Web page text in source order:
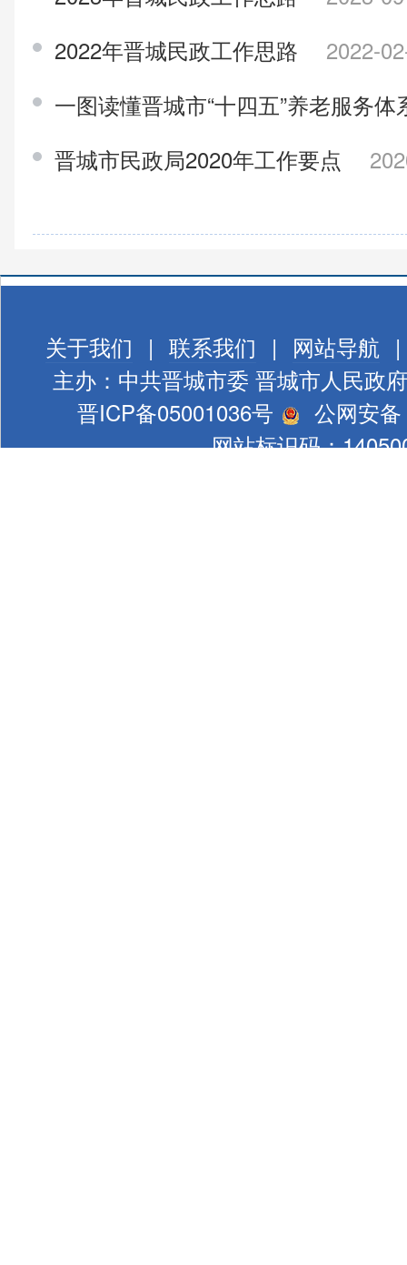
2022年晋城民政工作思路
2022-
一图读懂晋城市“十四五”养老服务
晋城市民政局2020年工作要点
关于我们 | 联系我们 | 网站导航 |
主办：中共晋城市委 晋城市人民政府
晋ICP备05001036号
公网安
网站标识码：